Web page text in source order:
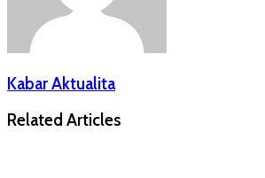
Kabar Aktualita
Related Articles